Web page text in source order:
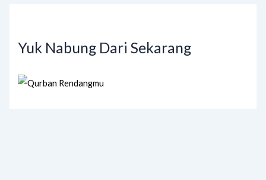
Yuk Nabung Dari Sekarang